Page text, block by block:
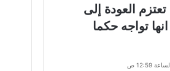
العودة إلى
تواجه حكما